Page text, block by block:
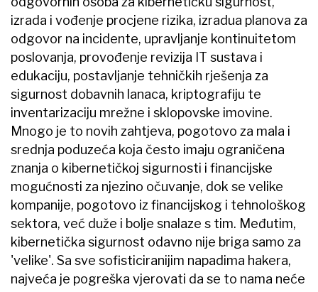
izrada i vođenje procjene rizika, izradua planova za
odgovor na incidente, upravljanje kontinuitetom
poslovanja, provođenje revizija IT sustava i
edukaciju, postavljanje tehničkih rješenja za
sigurnost dobavnih lanaca, kriptografiju te
inventarizaciju mrežne i sklopovske imovine.
Mnogo je to novih zahtjeva, pogotovo za mala i
srednja poduzeća koja često imaju ograničena
znanja o kibernetičkoj sigurnosti i financijske
mogućnosti za njezino očuvanje, dok se velike
kompanije, pogotovo iz financijskog i tehnološkog
sektora, već duže i bolje snalaze s tim. Međutim,
kibernetička sigurnost odavno nije briga samo za
'velike'. Sa sve sofisticiranijim napadima hakera,
najveća je pogreška vjerovati da se to nama neće